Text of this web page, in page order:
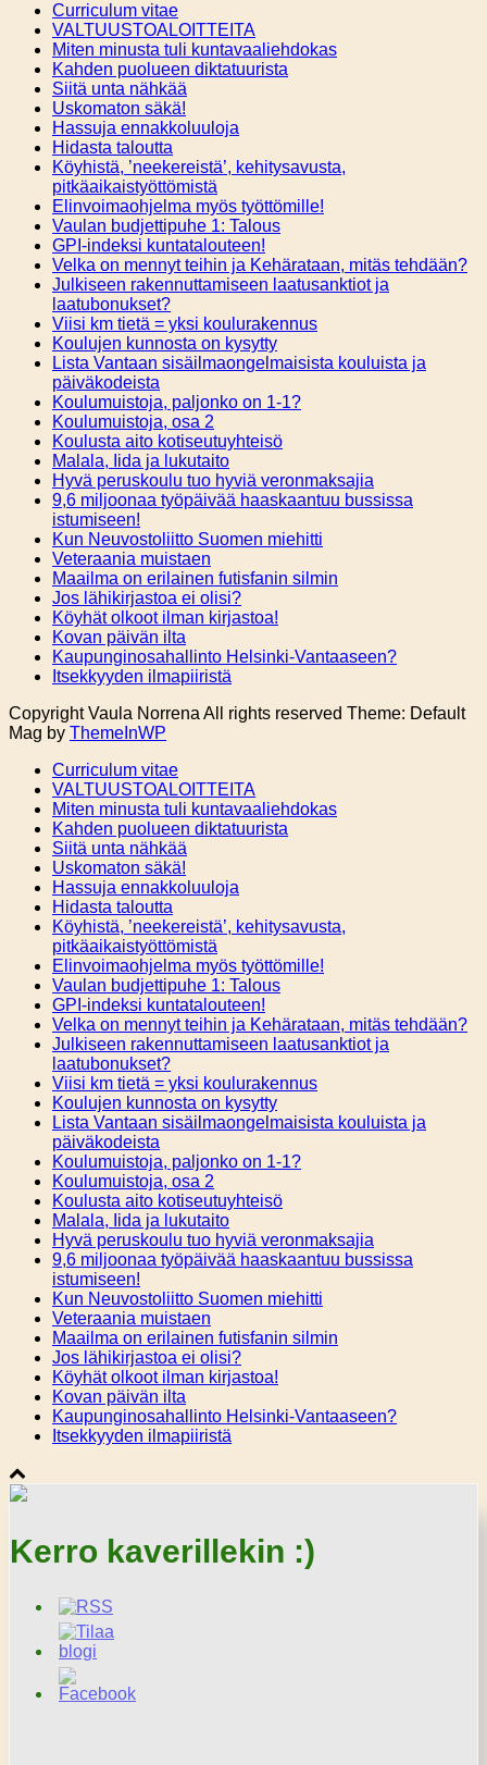
Curriculum vitae
VALTUUSTOALOITTEITA
Miten minusta tuli kuntavaaliehdokas
Kahden puolueen diktatuurista
Siitä unta nähkää
Uskomaton säkä!
Hassuja ennakkoluuloja
Hidasta taloutta
Köyhistä, ’neekereistä’, kehitysavusta,
pitkäaikaistyöttömistä
Elinvoimaohjelma myös työttömille!
Vaulan budjettipuhe 1: Talous
GPI-indeksi kuntatalouteen!
Velka on mennyt teihin ja Kehärataan, mitäs tehdään?
Julkiseen rakennuttamiseen laatusanktiot ja
laatubonukset?
Viisi km tietä = yksi koulurakennus
Koulujen kunnosta on kysytty
Lista Vantaan sisäilmaongelmaisista kouluista ja
päiväkodeista
Koulumuistoja, paljonko on 1-1?
Koulumuistoja, osa 2
Koulusta aito kotiseutuyhteisö
Malala, Iida ja lukutaito
Hyvä peruskoulu tuo hyviä veronmaksajia
9,6 miljoonaa työpäivää haaskaantuu bussissa
istumiseen!
Kun Neuvostoliitto Suomen miehitti
Veteraania muistaen
Maailma on erilainen futisfanin silmin
Jos lähikirjastoa ei olisi?
Köyhät olkoot ilman kirjastoa!
Kovan päivän ilta
Kaupunginosahallinto Helsinki-Vantaaseen?
Itsekkyyden ilmapiiristä
Copyright Vaula Norrena All rights reserved Theme: Default
Mag by ThemeInWP
Curriculum vitae
VALTUUSTOALOITTEITA
Miten minusta tuli kuntavaaliehdokas
Kahden puolueen diktatuurista
Siitä unta nähkää
Uskomaton säkä!
Hassuja ennakkoluuloja
Hidasta taloutta
Köyhistä, ’neekereistä’, kehitysavusta,
pitkäaikaistyöttömistä
Elinvoimaohjelma myös työttömille!
Vaulan budjettipuhe 1: Talous
GPI-indeksi kuntatalouteen!
Velka on mennyt teihin ja Kehärataan, mitäs tehdään?
Julkiseen rakennuttamiseen laatusanktiot ja
laatubonukset?
Viisi km tietä = yksi koulurakennus
Koulujen kunnosta on kysytty
Lista Vantaan sisäilmaongelmaisista kouluista ja
päiväkodeista
Koulumuistoja, paljonko on 1-1?
Koulumuistoja, osa 2
Koulusta aito kotiseutuyhteisö
Malala, Iida ja lukutaito
Hyvä peruskoulu tuo hyviä veronmaksajia
9,6 miljoonaa työpäivää haaskaantuu bussissa
istumiseen!
Kun Neuvostoliitto Suomen miehitti
Veteraania muistaen
Maailma on erilainen futisfanin silmin
Jos lähikirjastoa ei olisi?
Köyhät olkoot ilman kirjastoa!
Kovan päivän ilta
Kaupunginosahallinto Helsinki-Vantaaseen?
Itsekkyyden ilmapiiristä
Kerro kaverillekin :)